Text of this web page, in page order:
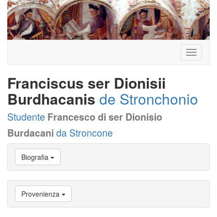
Toggle
Franciscus ser Dionisii
Burdhacanis de Stronchonio
Studente Francesco di ser Dionisio
Burdacani da Stroncone
Vai
Biografia
Provenienza
Vai
Biografia
Provenienza